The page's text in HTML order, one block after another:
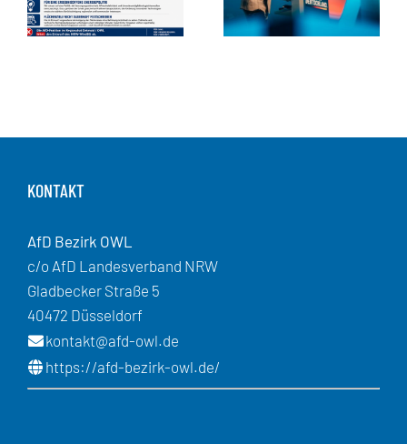
KONTAKT
AfD Bezirk OWL
c/o AfD Landesverband NRW
Gladbecker Straße 5
40472 Düsseldorf
kontakt@afd-owl.de
https://afd-bezirk-owl.de/